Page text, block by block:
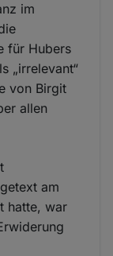
im
für Hubers
„irrelevant“
von Birgit
allen
am
hatte, war